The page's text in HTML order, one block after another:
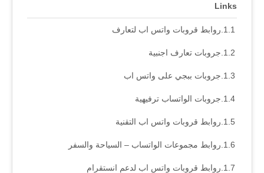
Links
روابط قروبات واتس اب لتعارف
جروبات تعارف اجنبية
جروبات ببجي على واتس اب
جروبات الواتساب ترفيهية
روابط قروبات واتس اب التقنية
روابط مجموعات الواتساب – السياحة والسفر
روابط قروبات واتس اب لدعم انستقرام